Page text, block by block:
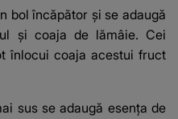
bol încăpător și se adaugă
și coaja de lămâie. Cei
înlocui coaja acestui fruct
sus se adaugă esența de